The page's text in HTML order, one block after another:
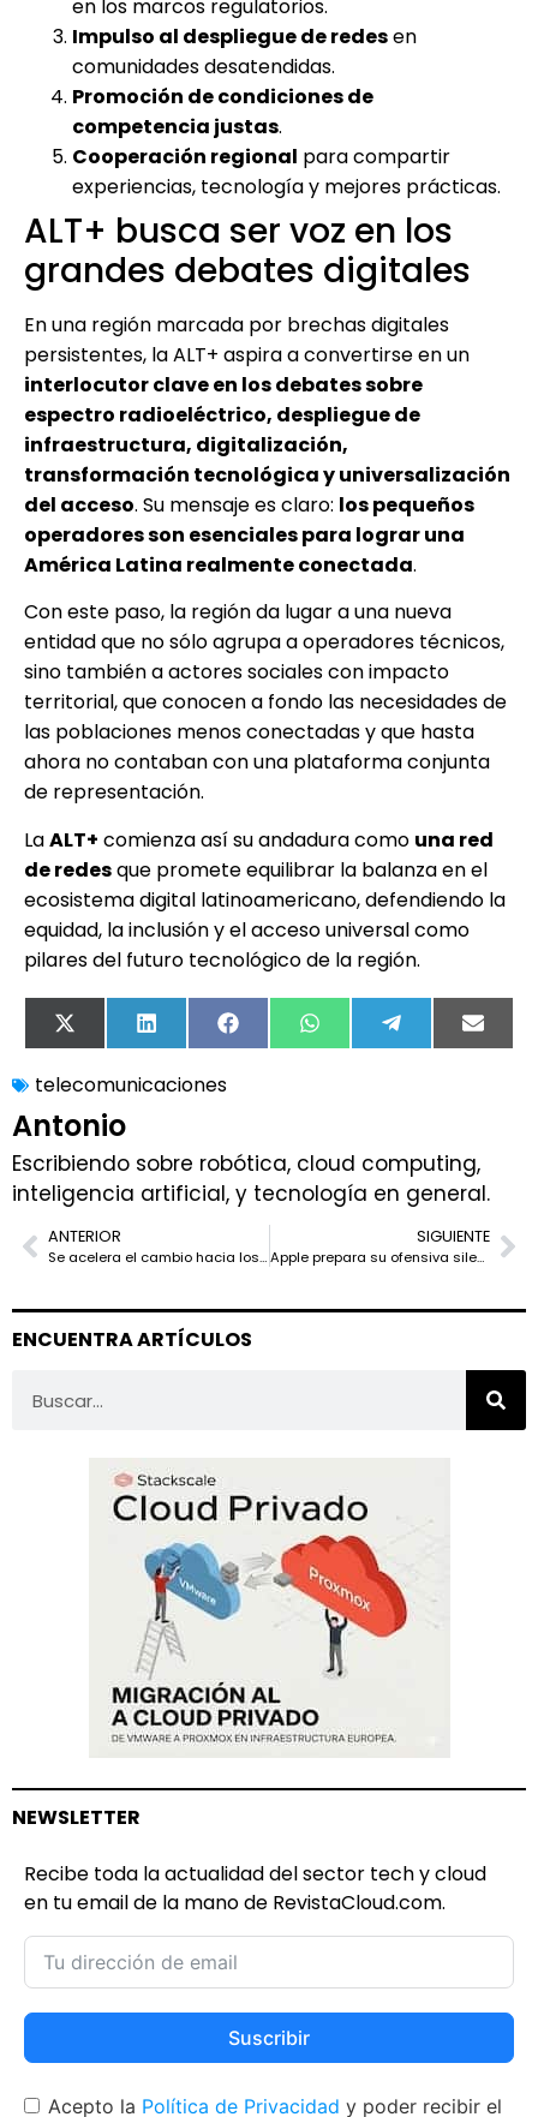
en los marcos regulatorios.
Impulso al despliegue de redesen
comunidades desatendidas.
Promoción de condiciones de
competencia justas.
Cooperación regional para compartir
experiencias, tecnología y mejores prácticas.
ALT+ busca ser voz en los
grandes debates digitales
En una región marcada por brechas digitales
persistentes, la ALT+ aspira a convertirse en un
interlocutor clave en los debates sobre
espectro radioeléctrico, despliegue de
infraestructura, digitalización,
transformación tecnológica y universalización
del acceso. Su mensaje es claro: los pequeños
operadores son esenciales para lograr una
América Latina realmente conectada.
Con este paso, la región da lugar a una nueva
entidad que no sólo agrupa a operadores técnicos,
sino también a actores sociales con impacto
territorial, que conocen a fondo las necesidades de
las poblaciones menos conectadas y que hasta
ahora no contaban con una plataforma conjunta
de representación.
LaALT+ comienza así su andadura como una red
de redesque promete equilibrar la balanza en el
ecosistema digital latinoamericano, defendiendo la
equidad, la inclusión y el acceso universal como
pilares del futuro tecnológico de la región.
X
(Twitter)
LinkedIn FacebookWhatsApp TelegramEmail
telecomunicaciones
Antonio
Escribiendo sobre robótica, cloud computing,
inteligencia artificial, y tecnología en general.
ANTERIOR
Se acelera el cambio hacia los AI PC: el ordenador personal entra en una nueva era
SIGUIENTE
Apple prepara su ofensiva silenciosa en la nube con Project ACDC y chips Apple Silicon
ENCUENTRA ARTÍCULOS
NEWSLETTER
Recibe toda la actualidad del sector tech y cloud
en tu email de la mano de RevistaCloud.com.
Suscribir
Acepto la Política de Privacidad y poder recibir el